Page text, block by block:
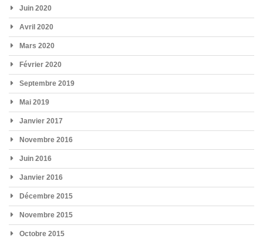
Juin 2020
Avril 2020
Mars 2020
Février 2020
Septembre 2019
Mai 2019
Janvier 2017
Novembre 2016
Juin 2016
Janvier 2016
Décembre 2015
Novembre 2015
Octobre 2015